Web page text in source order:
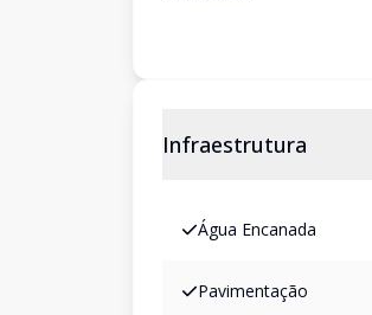
Infraestrutura
Água Encanada
Pavimentação